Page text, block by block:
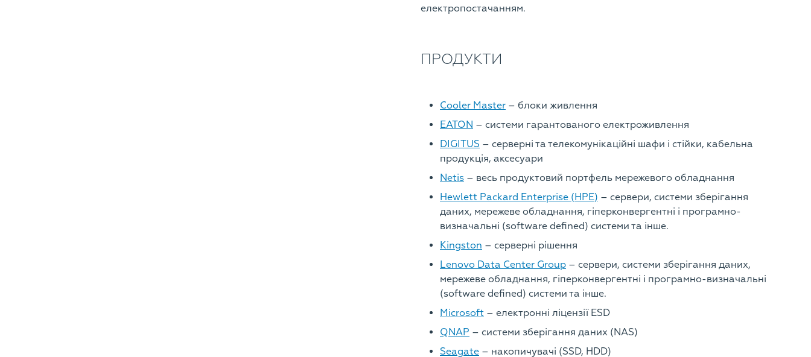
електропостачанням.
ПРОДУКТИ
Cooler Master – блоки живлення
EATON – системи гарантованого електроживлення
DIGITUS – серверні та телекомунікаційні шафи і стійки, кабельна
продукція, аксесуари
Netis – весь продуктовий портфель мережевого обладнання
Hewlett Packard Enterprise (HPE) – сервери, системи зберігання
даних, мережеве обладнання, гіперконвергентні і програмно-
визначальні (software defined) системи та інше.
Kingston – серверні рішення
Lenovo Data Center Group – сервери, системи зберігання даних,
мережеве обладнання, гіперконвергентні і програмно-визначальні
(software defined) системи та інше.
Microsoft – електронні ліцензії ESD
QNAP – системи зберігання даних (NAS)
Seagate – накопичувачі (SSD, HDD)